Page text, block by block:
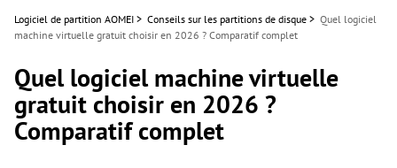
Logiciel de partition AOMEI > Conseils sur les partitions de disque > Quel logiciel
machine virtuelle gratuit choisir en 2026 ? Comparatif complet
Quel logiciel machine virtuelle
gratuit choisir en 2026 ?
Comparatif complet